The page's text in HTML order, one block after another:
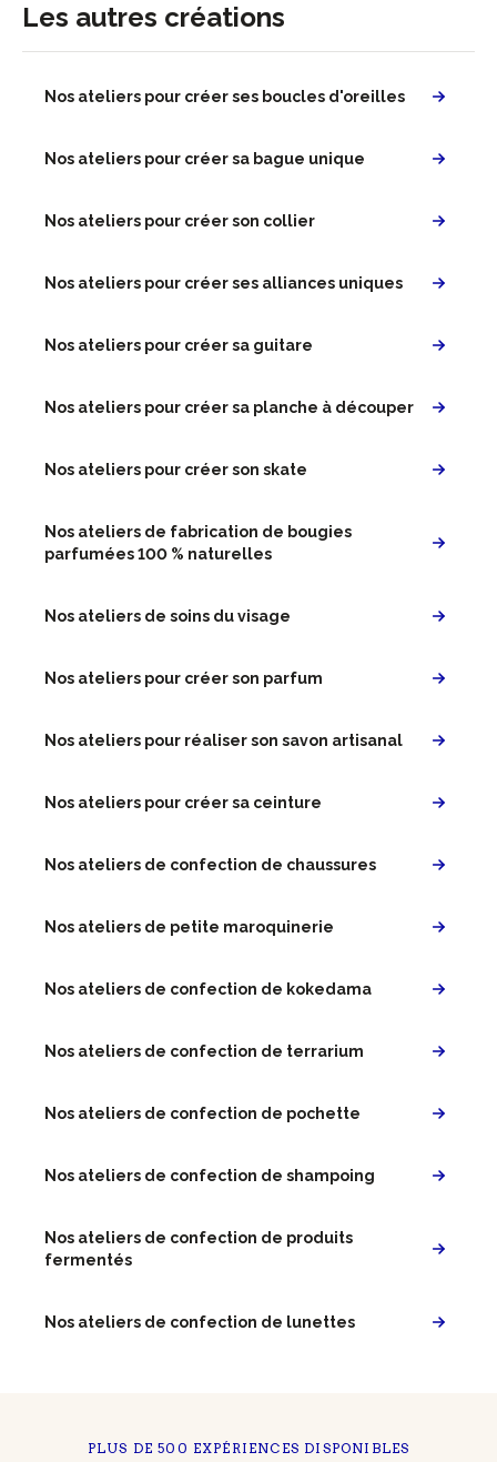
Les autres créations
Nos ateliers pour créer ses boucles d'oreilles
Nos ateliers pour créer sa bague unique
Nos ateliers pour créer son collier
Nos ateliers pour créer ses alliances uniques
Nos ateliers pour créer sa guitare
Nos ateliers pour créer sa planche à découper
Nos ateliers pour créer son skate
Nos ateliers de fabrication de bougies
parfumées 100 % naturelles
Nos ateliers de soins du visage
Nos ateliers pour créer son parfum
Nos ateliers pour réaliser son savon artisanal
Nos ateliers pour créer sa ceinture
Nos ateliers de confection de chaussures
Nos ateliers de petite maroquinerie
Nos ateliers de confection de kokedama
Nos ateliers de confection de terrarium
Nos ateliers de confection de pochette
Nos ateliers de confection de shampoing
Nos ateliers de confection de produits
fermentés
Nos ateliers de confection de lunettes
PLUS DE 500 EXPÉRIENCES DISPONIBLES